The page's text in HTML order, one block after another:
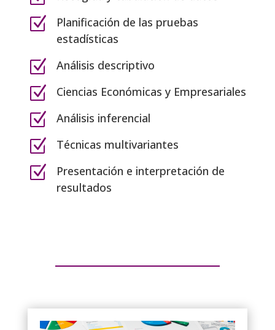
Z
Planificación de las pruebas
estadísticas
Z Análisis descriptivo
Z Ciencias Económicas y Empresariales
Z Análisis inferencial
Z Técnicas multivariantes
Z
Presentación e interpretación de
resultados